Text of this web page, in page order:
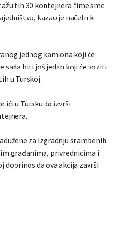
tih 30 kontejnera čime smo
kazao je načelnik
jednog kamiona koji će
biti još jedan koji će voziti
u Turskoj.
ići u Tursku da izvrši
za izgradnju stambenih
građanima, privrednicima i
doprinos da ova akcija završi